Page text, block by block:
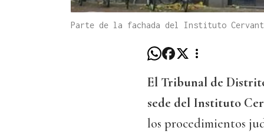
Parte de la fachada del Instituto
El Tribunal de
sede del Instituto
los procedimientos